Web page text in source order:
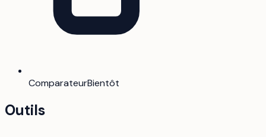
ComparateurBientôt
Outils